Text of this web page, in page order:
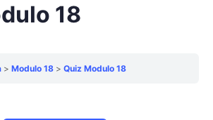
18
Modulo 18 Quiz Modulo 18